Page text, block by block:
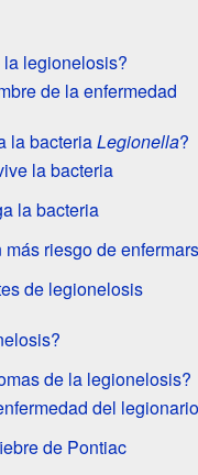
legionelosis?
de la enfermedad
la bacteriaLegionella?
la bacteria
la bacteria
riesgo de
de legionelosis
de la legionelosis?
del legionario
de Pontiac